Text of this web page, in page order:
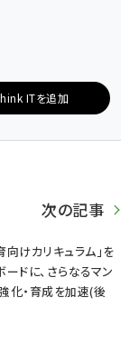
ITを追加
次の記事
向けカリキュラム」を
ードに、さらなるマン
化・育成を加速(後